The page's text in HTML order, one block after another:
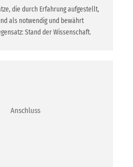
die durch Erfahrung aufgestellt,
als notwendig und bewährt
Stand der Wissenschaft.